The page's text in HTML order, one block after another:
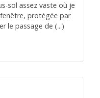
sol assez vaste où je
protégée par
le passage de (...)